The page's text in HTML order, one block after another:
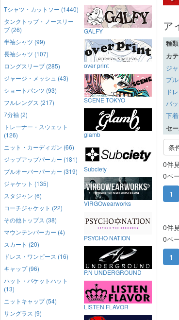
ア
種
カ
ジ
プ
ド
バ
下
セ
条
0件
0ペ
1
0件
0ペ
1
Tシャツ・カットソー (1440)
タンクトップ・ノースリー
ブ (26)
半袖シャツ (99)
長袖シャツ (107)
ロングスリーブ (285)
ジャージ・メッシュ (43)
ショートパンツ (93)
フルレングス (217)
7分袖 (2)
トレーナー・スウェット
(126)
ニット・カーディガン (66)
ジップアップパーカー (181)
プルオーバーパーカー (319)
ジャケット (135)
スタジャン (6)
コーチジャケット (22)
その他トップス (38)
マウンテンパーカー (4)
スカート (20)
ドレス・ワンピース (16)
キャップ (96)
ハット・バケットハット
(13)
ニットキャップ (54)
サングラス (9)
GALFY
over print
SCENE TOKYO
glamb
Subciety
VIRGOwearworks
PSYCHO NATION
P.N UNDERGROUND
LISTEN FLAVOR